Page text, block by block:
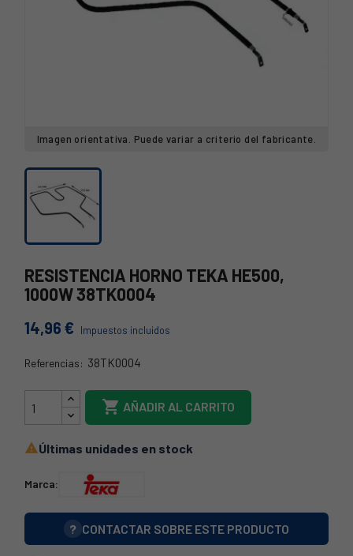
Imagen orientativa. Puede variar a criterio del fabricante.
RESISTENCIA HORNO TEKA HE500,
1000W 38TK0004
14,96 € Impuestos incluidos
Referencias: 38TK0004
38TK0004
 AÑADIR AL CARRITO
Últimas unidades en stock
Marca:
? CONTACTAR SOBRE ESTE PRODUCTO